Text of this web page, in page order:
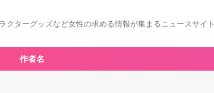
クターグッズなど女性の求める情報が集まるニュースサイト
作者名